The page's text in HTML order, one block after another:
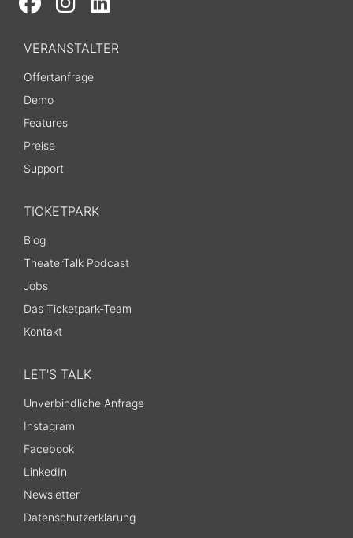
VERANSTALTER
Offertanfrage
Demo
Features
Preise
Support
TICKETPARK
Blog
TheaterTalk Podcast
Jobs
Das Ticketpark-Team
Kontakt
LET'S TALK
Unverbindliche Anfrage
Instagram
Facebook
LinkedIn
Newsletter
Datenschutzerklärung